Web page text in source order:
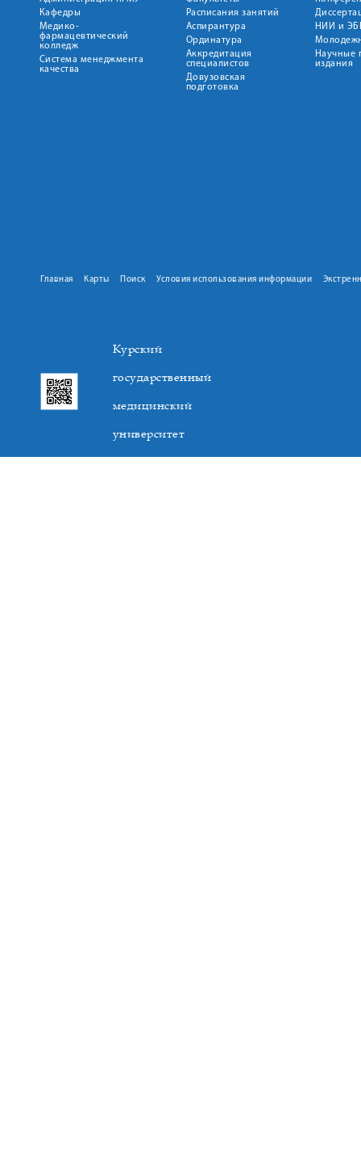
Кафедры
Медико-
фармацевтический
колледж
Система менеджмента
качества
Расписания занятий
Аспирантура
Ординатура
Аккредитация
специалистов
Довузовская
подготовка
НИИ и
Научные
издания
Главная Карты Поиск Условия использования информации
Курский
государственный
медицинский
университет